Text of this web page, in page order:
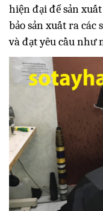
hiện đại để sản
bảo sản xuất ra các
và đạt yêu cầu như